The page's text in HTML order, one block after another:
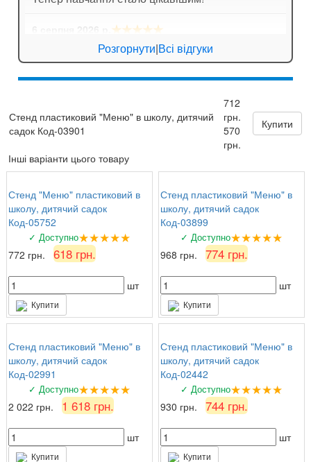
★★★★★
Ігор Лозовий: Стенди для спортивної зали
яскраві, мотивують дітей займатися спортом!
: Потішило, що можна замовити
табличку за індивідуальним ескізом!
Розгорнути|Всі відгуки
Стенд пластиковий "Меню" в школу, дитячий
садок Код-03901
712
грн.
570
грн.
Купити
Інші варіанти цього товару
Стенд "Меню" пластиковий в
школу, дитячий садок
Код-05752
✓ Доступно★★★★★
772 грн. 618 грн.
шт
Купити
Стенд пластиковий "Меню" в
школу, дитячий садок
Код-03899
✓ Доступно★★★★★
968 грн. 774 грн.
шт
Купити
Стенд пластиковий "Меню" в
школу, дитячий садок
Код-02991
✓ Доступно★★★★★
2 022 грн. 1 618 грн.
шт
Купити
Стенд пластиковий "Меню" в
школу, дитячий садок
Код-02442
✓ Доступно★★★★★
930 грн. 744 грн.
шт
Купити